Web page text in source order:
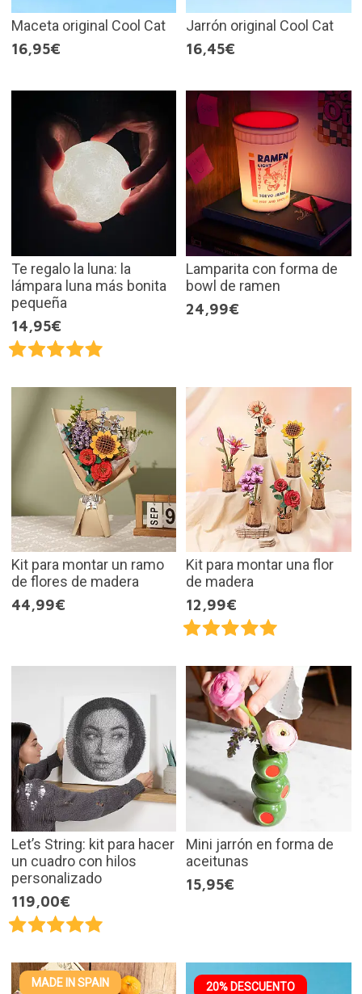
Maceta original Cool Cat
16,95€
Jarrón original Cool Cat
16,45€
Te regalo la luna: la
lámpara luna más bonita
pequeña
14,95€
Lamparita con forma de
bowl de ramen
24,99€
Kit para montar un ramo
de flores de madera
44,99€
Kit para montar una flor
de madera
12,99€
Let’s String: kit para hacer
un cuadro con hilos
personalizado
119,00€
Mini jarrón en forma de
aceitunas
15,95€
MADE IN SPAIN 20% DESCUENTO